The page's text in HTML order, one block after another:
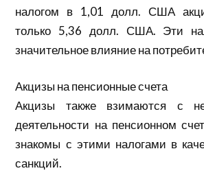
налогом в 1,01 долл. США
только 5,36 долл. США. Эти
значительное влияние на
Акцизы на пенсионные счета
Акцизы также взимаются с
деятельности на пенсионном
знакомы с этими налогами в
санкций.